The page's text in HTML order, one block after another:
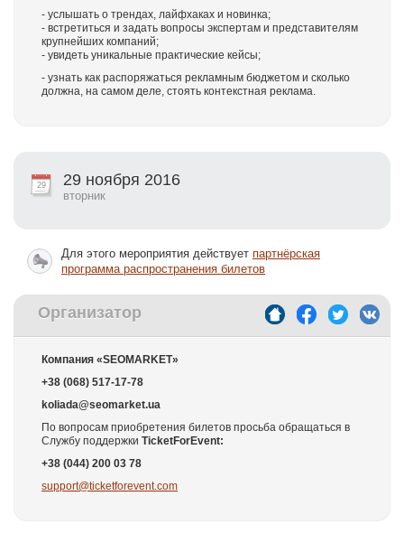
- услышать о трендах, лайфхаках и новинка;
- встретиться и задать вопросы экспертам и представителям
крупнейших компаний;
- увидеть уникальные практические кейсы;
- узнать как распоряжаться рекламным бюджетом и сколько
должна, на самом деле, стоять контекстная реклама.
29 29 ноября 2016
вторник
Для этого мероприятия действует партнёрская
программа распространения билетов
Организатор
Компания «SEOMARKET»
+38 (068) 517-17-78
koliada@seomarket.ua
По вопросам приобретения билетов просьба обращаться в
Службу поддержки TicketForEvent:
+38 (044) 200 03 78
support@ticketforevent.com